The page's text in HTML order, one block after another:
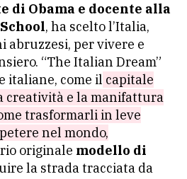
di Obama e docente alla
, ha scelto l’Italia,
abruzzesi, per vivere e
“The Italian Dream”
italiane, come il capitale
creatività e la manifattura
trasformarli in leve
nel mondo,
originale modello di
la strada tracciata da